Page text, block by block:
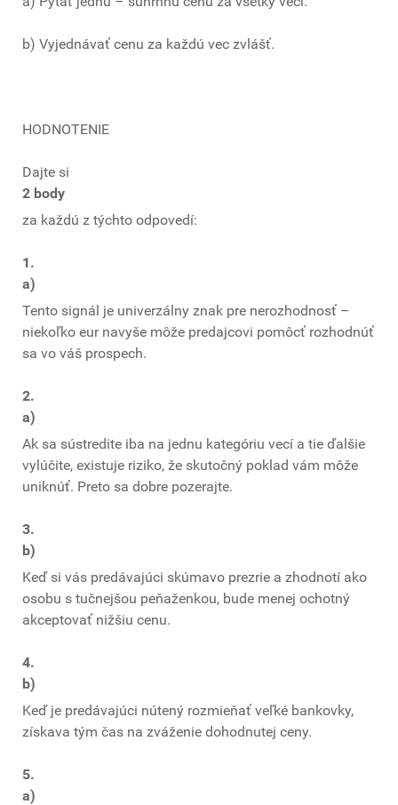
b) Vyjednávať cenu za každú vec zvlášť.
HODNOTENIE
Dajte si
2 body
za každú z týchto odpovedí:
1.
a)
Tento signál je univerzálny znak pre nerozhodnosť –
niekoľko eur navyše môže predajcovi pomôcť rozhodnúť
sa vo váš prospech.
2.
a)
Ak sa sústredite iba na jednu kategóriu vecí a tie ďalšie
vylúčite, existuje riziko, že skutočný poklad vám môže
uniknúť. Preto sa dobre pozerajte.
3.
b)
Keď si vás predávajúci skúmavo prezrie a zhodnotí ako
osobu s tučnejšou peňaženkou, bude menej ochotný
akceptovať nižšiu cenu.
4.
b)
Keď je predávajúci nútený rozmieňať veľké bankovky,
získava tým čas na zváženie dohodnutej ceny.
5.
a)